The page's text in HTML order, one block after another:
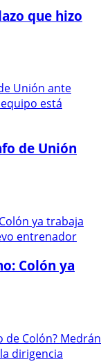
que hizo
de Unión
Colón ya